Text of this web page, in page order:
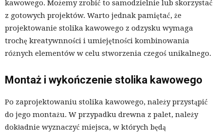
kawowego. Możemy zrobić to samodzielnie lub skorzystać
z gotowych projektów. Warto jednak pamiętać, że
projektowanie stolika kawowego z odzysku wymaga
trochę kreatywnności i umiejętności kombinowania
różnych elementów w celu stworzenia czegoś unikalnego.
Montaż i wykończenie stolika kawowego
Po zaprojektowaniu stolika kawowego, należy przystąpić
do jego montażu. W przypadku drewna z palet, należy
dokładnie wyznaczyć miejsca, w których będą